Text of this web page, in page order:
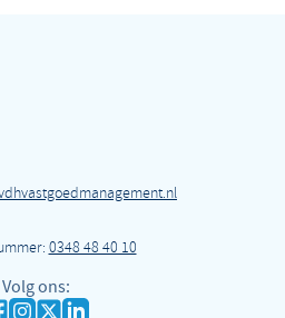
0348 48 40 10
Volg ons: